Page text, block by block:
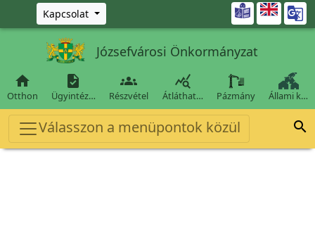
Ugrás a fő tartalomra
Kapcsolat 
Józsefvárosi Önkormányzat

Otthon

Ügyintéz…

Részvétel

Átláthat… Pázmány Állami k…
Válasszon a menüpontok közül 